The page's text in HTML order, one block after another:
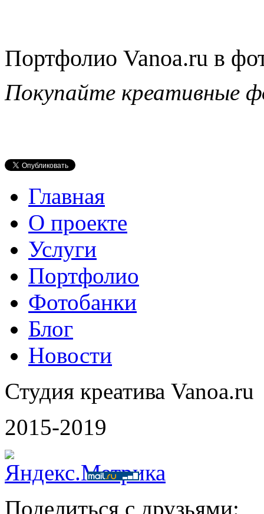
Портфолио Vanoa.ru в
Покупайте креативные
Главная
О проекте
Услуги
Портфолио
Фотобанки
Блог
Новости
Студия креатива Vanoa.ru
2015-2019
Поделиться с друзьями: